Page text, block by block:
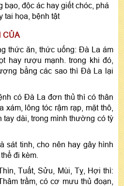
bạo, độc ác hay giết chóc, phá
tai họa, bệnh tật
CỦA
thức ăn, thức uống: Đà La ám
hay rượu mạnh. trong khi đó,
bằng các sao thì Đà La lại
có Đà La đơn thủ thì có thân
xám, lông tóc rậm rạp, mặt thô,
tay dài, trong mình thường có tỳ
sát tinh, cho nên hay gây hình
đi kèm.
Tuất, Sửu, Mùi, Tỵ, Hợi thì:
trầm, có cơ mưu thủ đoạn,